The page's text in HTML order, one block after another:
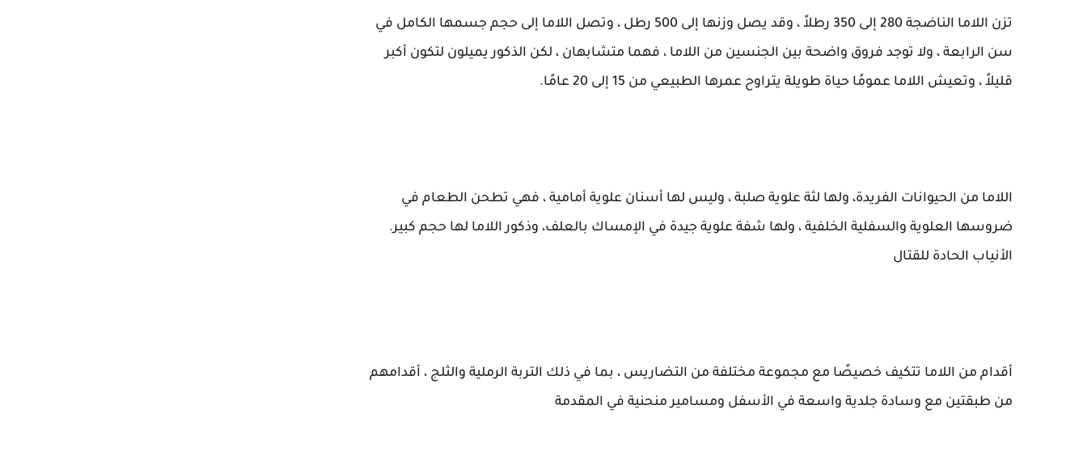
تزن اللاما الناضجة 280 إلى 350 رطلاً ، وقد يصل وزنها إلى 500 رطل ، وتصل اللاما إلى حجم جسمها الكامل في
سن الرابعة ، ولا توجد فروق واضحة بين الجنسين من اللاما ، فهما متشابهان ، لكن الذكور يميلون لتكون أكبر
قليلاً ، وتعيش اللاما عمومًا حياة طويلة يتراوح عمرها الطبيعي من 15 إلى 20 عامًا.
اللاما من الحيوانات الفريدة، ولها لثة علوية صلبة ، وليس لها أسنان علوية أمامية ، فهي تطحن الطعام في
ضروسها العلوية والسفلية الخلفية ، ولها شفة علوية جيدة في الإمساك بالعلف، وذكور اللاما لها حجم كبير.
الأنياب الحادة للقتال
أقدام من اللاما تتكيف خصيصًا مع مجموعة مختلفة من التضاريس ، بما في ذلك التربة الرملية والثلج ، أقدامهم
من طبقتين مع وسادة جلدية واسعة في الأسفل ومسامير منحنية في المقدمة